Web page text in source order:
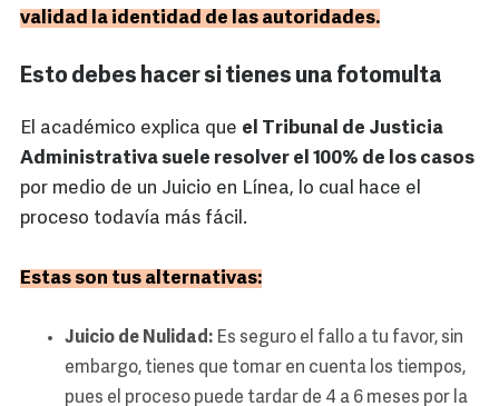
validad la identidad de las autoridades.
Esto debes hacer si tienes una fotomulta
El académico explica que el Tribunal de Justicia
Administrativa suele resolver el 100% de los casos
por medio de un Juicio en Línea, lo cual hace el
proceso todavía más fácil.
Estas son tus alternativas:
Juicio de Nulidad: Es seguro el fallo a tu favor, sin
embargo, tienes que tomar en cuenta los tiempos,
pues el proceso puede tardar de 4 a 6 meses por la